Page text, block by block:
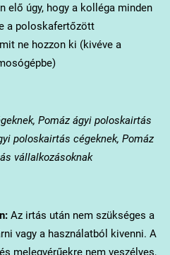
elő úgy, hogy a kolléga minden
a poloskafertőzött
ne hozzon ki (kivéve a
Pomáz ágyi poloskairtás
poloskairtás cégeknek, Pomáz
vállalkozásoknak
Az irtás után nem szükséges a
vagy a használatból kivenni. A